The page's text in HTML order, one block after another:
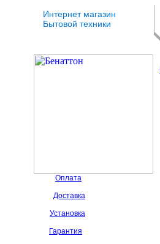
Интернет магазин
Бытовой техники
Оплата
Доставка
Установка
Гарантия